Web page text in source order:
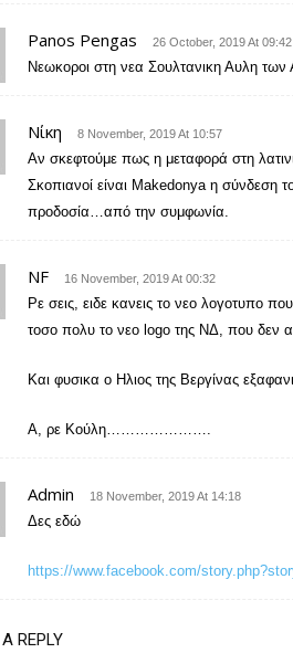
Panos Pengas 26 October, 2019 At 09:42
Νεωκοροι στη νεα Σουλτανικη Αυλη
Νίκη 8 November, 2019 At 10:57
Αν σκεφτούμε πως η μεταφορά στη
Σκοπιανοί είναι Makedonya η σύνδεση
προδοσία…από την συμφωνία.
NF 16 November, 2019 At 00:32
Ρε σεις, ειδε κανεις το νεο λογοτυπο
τοσο πολυ το νεο logo της ΝΔ, που δεν
Και φυσικα ο Ηλιος της Βεργίνας
Α, ρε Κούλη………………….
Admin 18 November, 2019 At 14:18
Δες εδώ
https://www.facebook.com/
REPLY